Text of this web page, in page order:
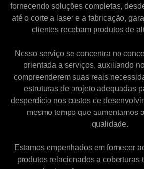
fornecendo soluções completas,
até o corte a laser e a fabricação,
clientes recebam produtos de
Nosso serviço se concentra no
orientada a serviços, auxiliando
compreenderem suas reais
estruturas de projeto adequadas
desperdício nos custos de
mesmo tempo que aumentamos
qualidade.
Estamos empenhados em fornecer
produtos relacionados a coberturas